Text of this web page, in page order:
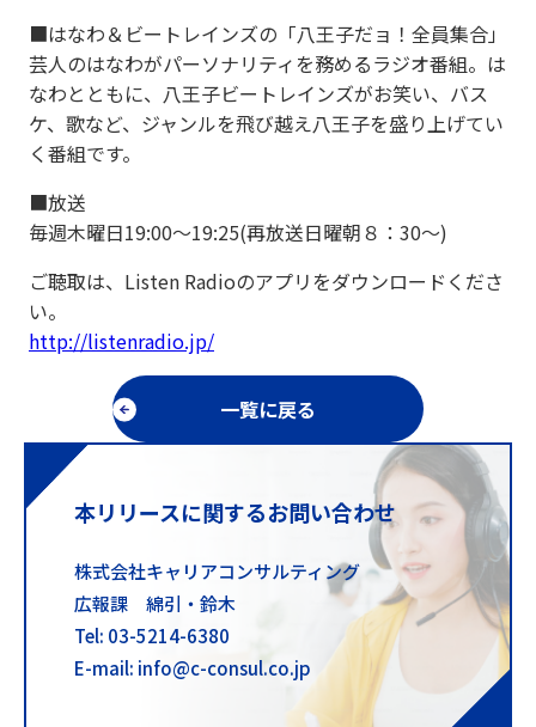
■はなわ＆ビートレインズの「八王子だョ！全員集合」
芸人のはなわがパーソナリティを務めるラジオ番組。は
なわとともに、八王子ビートレインズがお笑い、バス
ケ、歌など、ジャンルを飛び越え八王子を盛り上げてい
く番組です。
■放送
毎週木曜日19:00～19:25(再放送日曜朝８：30～)
ご聴取は、Listen Radioのアプリをダウンロードくださ
い。
http://listenradio.jp/
一覧に戻る
本リリースに関するお問い合わせ
株式会社キャリアコンサルティング
広報課 綿引・鈴木
Tel: 03-5214-6380
E-mail: info@c-consul.co.jp